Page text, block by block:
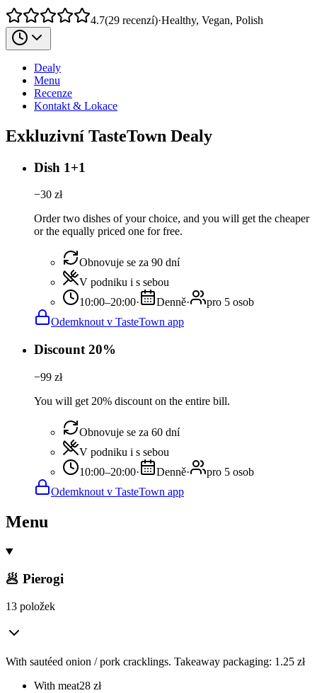
4.7(29 recenzí)·Healthy, Vegan, Polish
Dealy
Menu
Recenze
Kontakt & Lokace
Exkluzivní TasteTown Dealy
Dish 1+1
−30 zł
Order two dishes of your choice, and you will get the cheaper
or the equally priced one for free.
Obnovuje se za 90 dní
V podniku i s sebou
10:00–20:00· Denně·
pro 5 osob
Odemknout v TasteTown app
Discount 20%
−99 zł
You will get 20% discount on the entire bill.
Obnovuje se za 60 dní
V podniku i s sebou
10:00–20:00· Denně·
pro 5 osob
Odemknout v TasteTown app
Menu
🥟 Pierogi
13 položek
With sautéed onion / pork cracklings. Takeaway packaging: 1.25 zł
With meat28 zł